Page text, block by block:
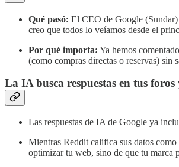
Qué pasó: El CEO de Google (Sundar)
creo que todos lo veíamos desde el
Por qué importa: Ya hemos
(como compras directas o reservas)
La IA busca respuestas en tus
Las respuestas de IA de Google ya
Mientras Reddit califica sus datos como
optimizar tu web, sino de que tu marca